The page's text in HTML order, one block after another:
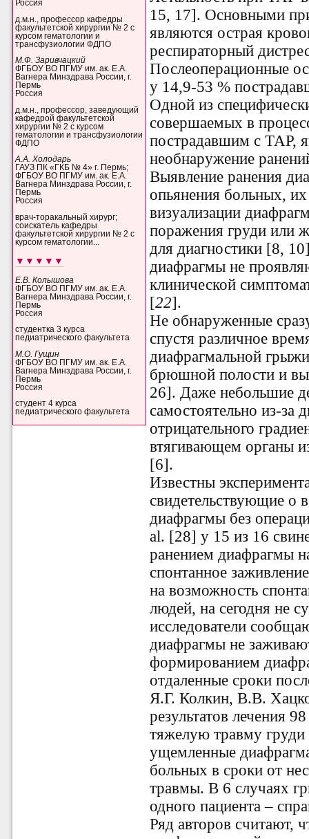
Россия
д.м.н., профессор кафедры
факультетской хирургии № 2 с
курсом гематологии и
трансфузиологии ФДПО
М.Ф. Заривчацкий
ФГБОУ ВО ПГМУ им. ак. Е.А.
Вагнера Минздрава России, г.
Пермь
Россия
д.м.н., профессор, заведующий
кафедрой факультетской
хирургии № 2 с курсом
гематологии и трансфузиологии
ФДПО
А.А. Холодарь
ГАУЗ ПК «ГКБ № 4» г. Пермь;
ФГБОУ ВО ПГМУ им. ак. Е.А.
Вагнера Минздрава России, г.
Пермь
Россия
врач-торакальный хирург;
соискатель кафедры
факультетской хирургии № 2 с
курсом гематологии...
▼▼▼▼▼
Е.В. Колышова
ФГБОУ ВО ПГМУ им. ак. Е.А.
Вагнера Минздрава России, г.
Пермь
Россия
студентка 3 курса
педиатрического факультета
М.О. Гущин
ФГБОУ ВО ПГМУ им. ак. Е.А.
Вагнера Минздрава России, г.
Пермь
Россия
студент 4 курса
педиатрического факультета
15, 17]. Основными
являются острая
респираторный
Послеоперационные
у 14,9-53 %
Одной из
совершаемых в
пострадавшим с ТАР,
необнаружение
Выявление ранения
опьянения больных,
визуализации
поражения груди или
для диагностики [8,
диафрагмы не
клинической
[22].
Не обнаруженные
спустя различное
диафрагмальной
брюшной полости и
26]. Даже небольшие
самостоятельно из-за
отрицательного
втягивающем органы
[6].
Известны
свидетельствующие о
диафрагмы без
al. [28] у 15 из 16
ранением диафрагмы
спонтанное
на возможность
людей, на сегодня не
исследователи
диафрагмы не
формированием
отдаленные сроки
Я.Г. Колкин, В.В.
результатов лечения
тяжелую травму
ущемленные
больных в сроки от
травмы. В 6 случаях
одного пациента –
Ряд авторов считают,